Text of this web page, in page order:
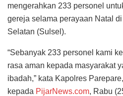
mengerahkan 233 personel
gereja selama perayaan Natal
Selatan (Sulsel).
“Sebanyak 233 personel kami
rasa aman kepada masyarakat
ibadah,” kata Kapolres
kepada PijarNews.com, Rabu